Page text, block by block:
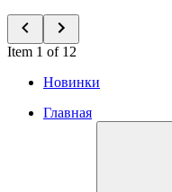
Item 1 of 12
Новинки
Главная